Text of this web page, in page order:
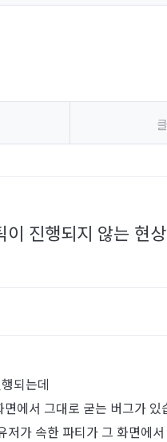
이 진행되지 않는 현상
되는데
에서 그대로 굳는 버그가 있
저가 속한 파티가 그 화면에